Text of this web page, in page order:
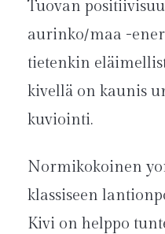
Tuovan
aurinko/maa -
tietenkin
kivellä on kaunis
kuviointi.
Normikokoinen
klassiseen
Kivi on helppo